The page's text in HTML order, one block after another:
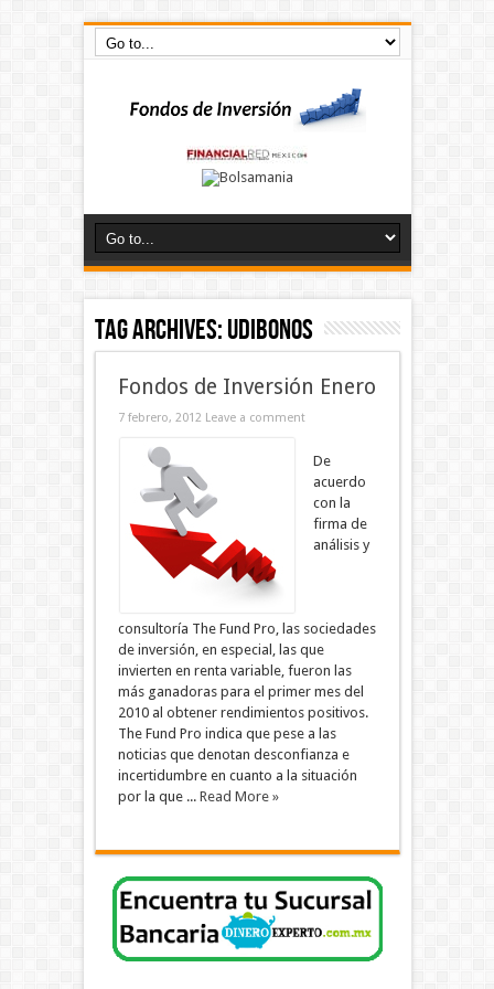
Tag Archives:udibonos
Fondos de Inversión Enero
7 febrero, 2012 Leave a comment
De
acuerdo
con la
firma de
análisis y
consultoría The Fund Pro, las sociedades
de inversión, en especial, las que
invierten en renta variable, fueron las
más ganadoras para el primer mes del
2010 al obtener rendimientos positivos.
The Fund Pro indica que pese a las
noticias que denotan desconfianza e
incertidumbre en cuanto a la situación
por la que ... Read More »